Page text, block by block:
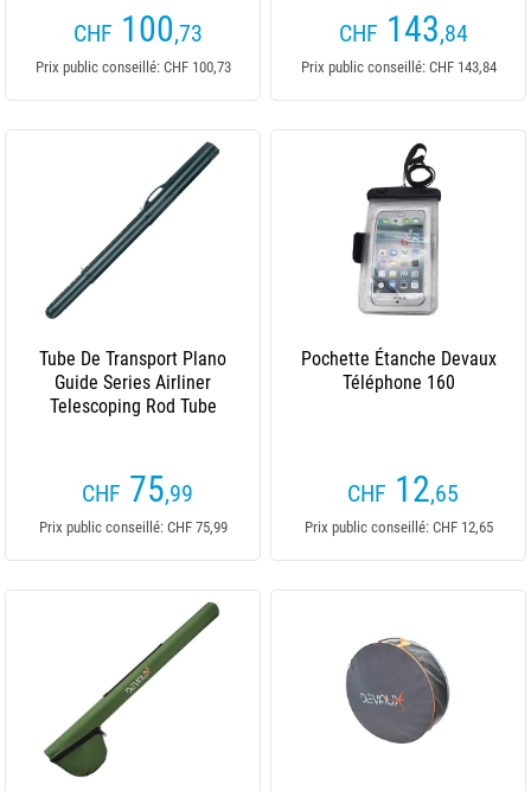
CHF 100,73
Prix public conseillé: CHF 100,73
CHF 143,84
Prix public conseillé: CHF 143,84
Tube De Transport Plano
Guide Series Airliner
Telescoping Rod Tube
CHF 75,99
Prix public conseillé: CHF 75,99
Pochette Étanche Devaux
Téléphone 160
CHF 12,65
Prix public conseillé: CHF 12,65